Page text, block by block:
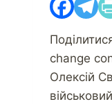
change
Олексій